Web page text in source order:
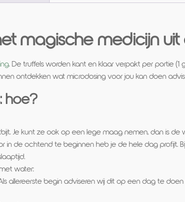
magische medicijn uit
. De truffels worden kant en klaar verpakt per portie
ontdekken wat microdosing voor jou kan doen
hoe?
Je kunt ze ook op een lege maag nemen, dan is de
in de ochtend te beginnen heb je de hele dag profijt.
water:
allereerste begin adviseren wij dit op een dag te